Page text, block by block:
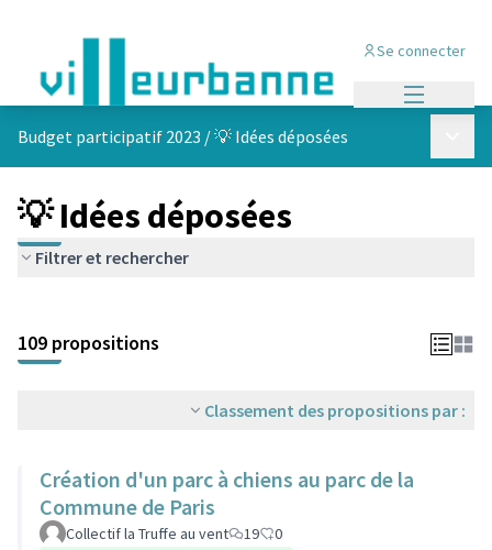
Se connecter
Budget participatif 2023 /💡 Idées déposées
💡 Idées déposées
Filtrer et rechercher
+
−
109 propositions
Classement des propositions par :
Création d'un parc à chiens au parc de la
Commune de Paris
Collectif la Truffe au vent 19
0